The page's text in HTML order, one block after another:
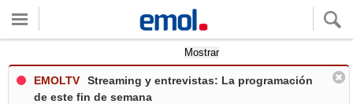
Mostrar
EMOLTV
Streaming y entrevistas: La programación
de este fin de semana